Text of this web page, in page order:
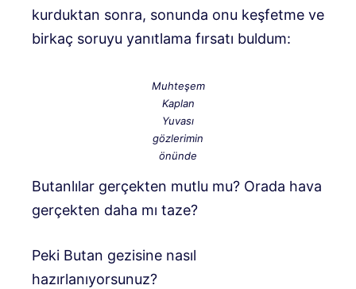
kurduktan sonra, sonunda onu keşfetme ve
birkaç soruyu yanıtlama fırsatı buldum:
Muhteşem
Kaplan
Yuvası
gözlerimin
önünde
Butanlılar gerçekten mutlu mu? Orada hava
gerçekten daha mı taze?
Peki Butan gezisine nasıl
hazırlanıyorsunuz?